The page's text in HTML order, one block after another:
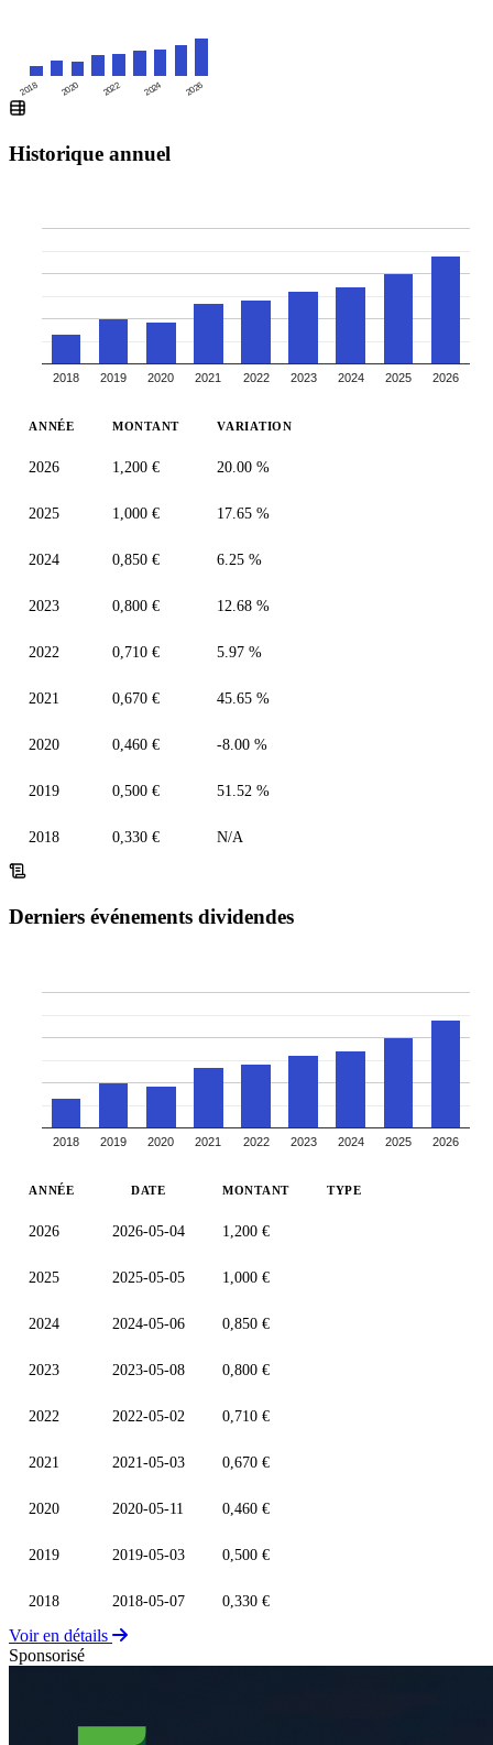
2018 2020 2022 2024 2026
Historique annuel
2018 2019 2020 2021 2022 2023 2024 2025 2026
ANNÉE MONTANT VARIATION
2026 1,200 € 20.00 %
2025 1,000 € 17.65 %
2024 0,850 € 6.25 %
2023 0,800 € 12.68 %
2022 0,710 € 5.97 %
2021 0,670 € 45.65 %
2020 0,460 € -8.00 %
2019 0,500 € 51.52 %
2018 0,330 € N/A
Derniers événements dividendes
2018 2019 2020 2021 2022 2023 2024 2025 2026
ANNÉE DATE MONTANT TYPE
2026 2026-05-04 1,200 €
2025 2025-05-05 1,000 €
2024 2024-05-06 0,850 €
2023 2023-05-08 0,800 €
2022 2022-05-02 0,710 €
2021 2021-05-03 0,670 €
2020 2020-05-11 0,460 €
2019 2019-05-03 0,500 €
2018 2018-05-07 0,330 €
Voir en détails
Sponsorisé